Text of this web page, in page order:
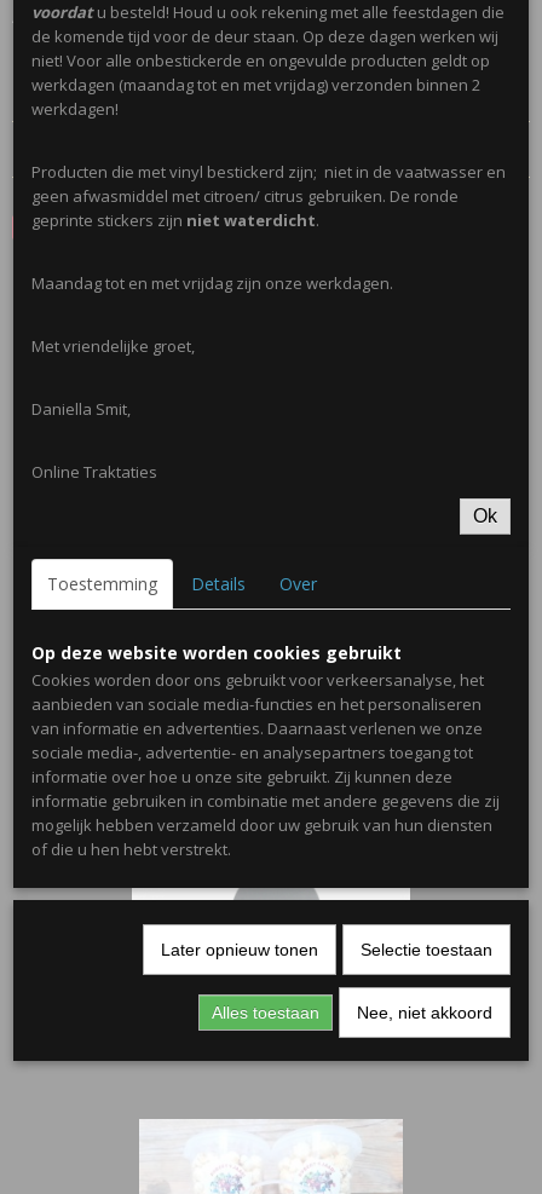
Afmetingen; 8cm x 5 cm
Save
Ook interessant
Mini Emmertje 155ml
Rond kaartje zwart 5 cm
voordatu besteld! Houd u ook rekening met alle feestdagen die
de komende tijd voor de deur staan. Op deze dagen werken wij
niet! Voor alle onbestickerde en ongevulde producten geldt op
werkdagen (maandag tot en met vrijdag) verzonden binnen 2
werkdagen!
Producten die met vinyl bestickerd zijn; niet in de vaatwasser en
geen afwasmiddel met citroen/ citrus gebruiken. De ronde
geprinte stickers zijn niet waterdicht.
Maandag tot en met vrijdag zijn onze werkdagen.
Met vriendelijke groet,
Daniella Smit,
Online Traktaties
Ok
Toestemming Details Over
Op deze website worden cookies gebruikt
Cookies worden door ons gebruikt voor verkeersanalyse, het
aanbieden van sociale media-functies en het personaliseren
van informatie en advertenties. Daarnaast verlenen we onze
sociale media-, advertentie- en analysepartners toegang tot
informatie over hoe u onze site gebruikt. Zij kunnen deze
informatie gebruiken in combinatie met andere gegevens die zij
mogelijk hebben verzameld door uw gebruik van hun diensten
of die u hen hebt verstrekt.
Later opnieuw tonen Selectie toestaan
Alles toestaan Nee, niet akkoord